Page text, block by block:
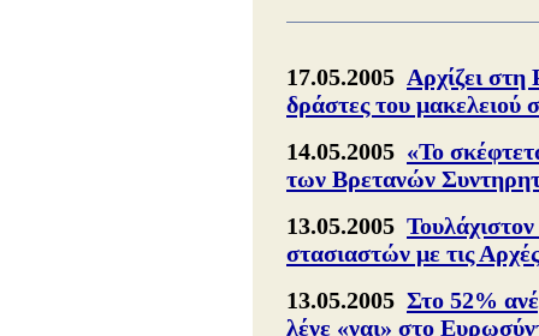
17.05.2005 Αρχίζει στη
δράστες του μακελειού
14.05.2005 «Το
των Bρετανών
13.05.2005
στασιαστών με τις
13.05.2005 Στο 52%
λένε «ναι» στο